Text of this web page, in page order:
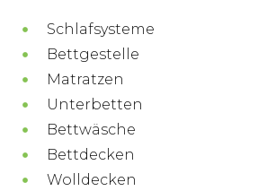
Schlafsysteme
Bettgestelle
Matratzen
Unterbetten
Bettwäsche
Bettdecken
Wolldecken